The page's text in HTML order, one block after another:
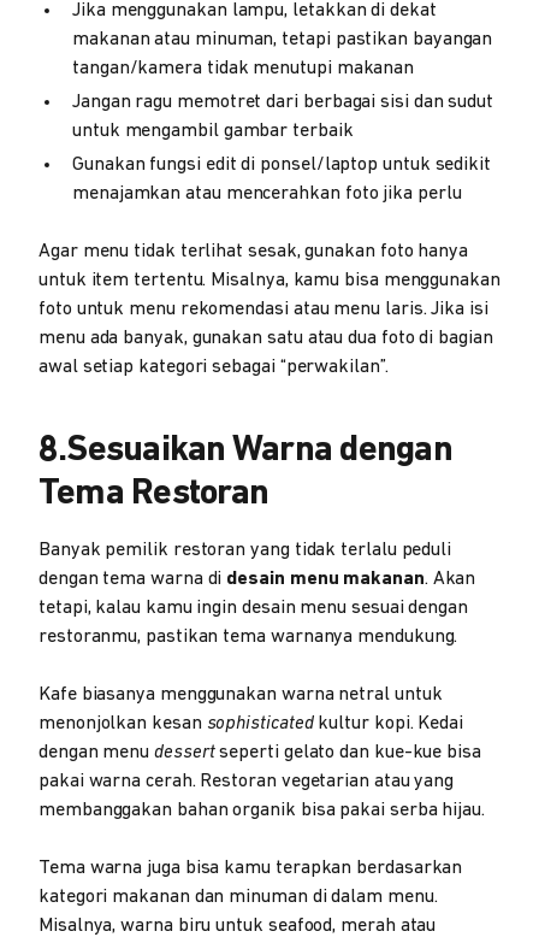
Jika menggunakan lampu, letakkan di dekat
makanan atau minuman, tetapi pastikan bayangan
tangan/kamera tidak menutupi makanan
Jangan ragu memotret dari berbagai sisi dan sudut
untuk mengambil gambar terbaik
Gunakan fungsi edit di ponsel/laptop untuk sedikit
menajamkan atau mencerahkan foto jika perlu
Agar menu tidak terlihat sesak, gunakan foto hanya
untuk item tertentu. Misalnya, kamu bisa menggunakan
foto untuk menu rekomendasi atau menu laris. Jika isi
menu ada banyak, gunakan satu atau dua foto di bagian
awal setiap kategori sebagai “perwakilan”.
8.Sesuaikan Warna dengan
Tema Restoran
Banyak pemilik restoran yang tidak terlalu peduli
dengan tema warna di desain menu makanan. Akan
tetapi, kalau kamu ingin desain menu sesuai dengan
restoranmu, pastikan tema warnanya mendukung.
Kafe biasanya menggunakan warna netral untuk
menonjolkan kesan sophisticatedkultur kopi. Kedai
dengan menudessertseperti gelato dan kue-kue bisa
pakai warna cerah. Restoran vegetarian atau yang
membanggakan bahan organik bisa pakai serba hijau.
Tema warna juga bisa kamu terapkan berdasarkan
kategori makanan dan minuman di dalam menu.
Misalnya, warna biru untuk seafood, merah atau